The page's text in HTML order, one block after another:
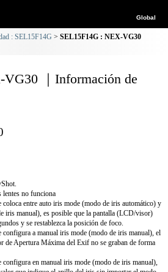
Global
: SEL15F14G
SEL15F14G : NEX-VG30
VG30 ｜Información de
lentes no funciona
entre auto iris mode (modo de iris automático) y
iris manual), es posible que la pantalla (LCD/visor)
y se restablezca la posición de foco.
a manual iris mode (modo de iris manual), el
de Apertura Máxima del Exif no se graban de forma
en manual iris mode (modo de iris manual),